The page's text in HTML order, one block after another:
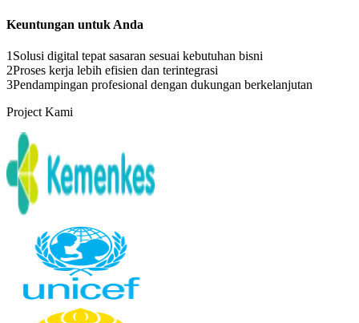
Keuntungan untuk Anda
1 Solusi digital tepat sasaran sesuai kebutuhan bisni
2Proses kerja lebih efisien dan terintegrasi
3Pendampingan profesional dengan dukungan berkelanjutan
Project Kami